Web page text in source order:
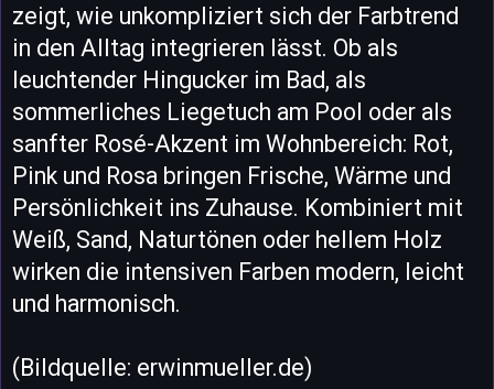
zeigt, wie unkompliziert sich der Farbtrend
in den Alltag integrieren lässt. Ob als
leuchtender Hingucker im Bad, als
sommerliches Liegetuch am Pool oder als
sanfter Rosé-Akzent im Wohnbereich: Rot,
Pink und Rosa bringen Frische, Wärme und
Persönlichkeit ins Zuhause. Kombiniert mit
Weiß, Sand, Naturtönen oder hellem Holz
wirken die intensiven Farben modern, leicht
und harmonisch.
(Bildquelle: erwinmueller.de)